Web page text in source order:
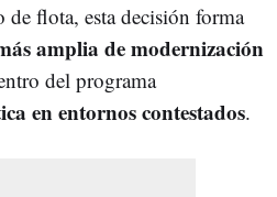
de flota, esta decisión forma
amplia de modernización
del programa
en entornos contestados.